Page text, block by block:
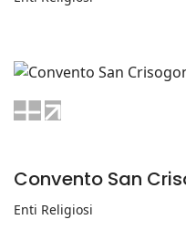
Convento San
Enti Religiosi